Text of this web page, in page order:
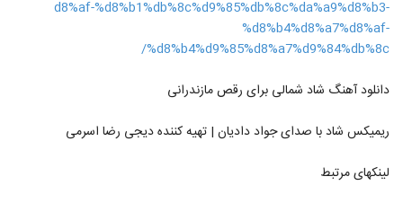
d8%af-%d8%b1%db%8c%d9%85%db%8c%da%a9%d8%b3-
%d8%b4%d8%a7%d8%af-
%d8%b4%d9%85%d8%a7%d9%84%db%8c/
دانلود آهنگ شاد شمالی برای رقص مازندرانی
ریمیکس شاد با صدای جواد دادیان | تهیه کننده دیجی رضا اسرمی
لینکهای مرتبط